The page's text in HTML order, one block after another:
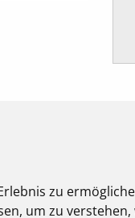
zu
um zu